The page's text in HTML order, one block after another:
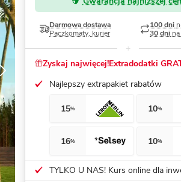
Dom pasywny- co to znaczy
Darmowa dostawa
Paczkomaty, kurier
100 dni
30 dni
Zyskaj najwięcej!Extradodatki
Najlepszy extrapakiet rabatów
15% 10%
16% 10%
TYLKO U NAS! Kurs online dla